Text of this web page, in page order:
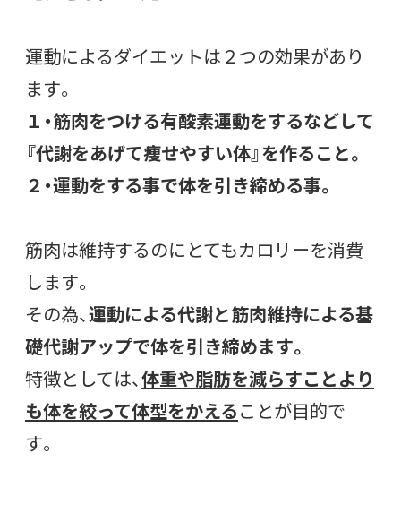
運動によるダイエットは２つの効果があり
ます。
１・筋肉をつける有酸素運動をするなどして
『代謝をあげて痩せやすい体』を作ること。
２・運動をする事で体を引き締める事。
筋肉は維持するのにとてもカロリーを消費
します。
その為、運動による代謝と筋肉維持による基
礎代謝アップで体を引き締めます。
特徴としては、体重や脂肪を減らすことより
も体を絞って体型をかえることが目的で
す。